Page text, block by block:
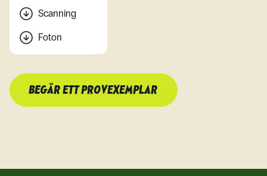
Scanning
Foton
BEGÄR ETT PROVEXEMPLAR